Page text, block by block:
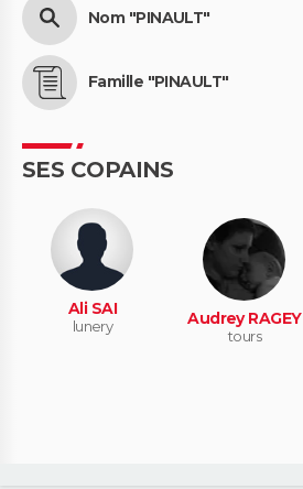
Nom "PINAULT"
Famille "PINAULT"
SES COPAINS
Ali SAI
lunery Audrey RAGEY
tours